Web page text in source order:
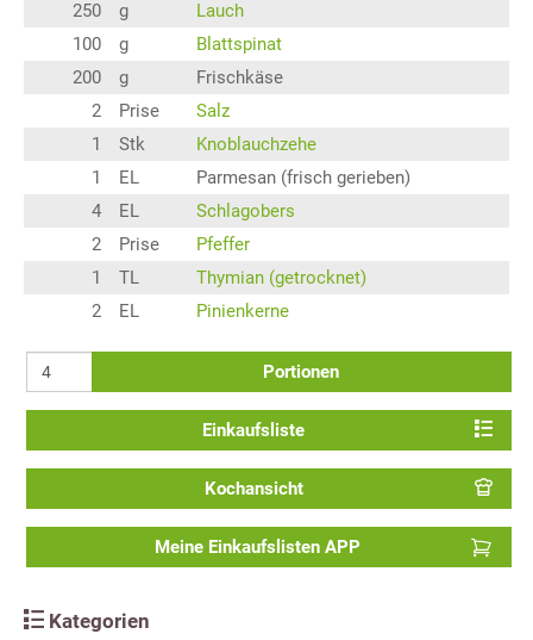
250
g
Lauch
100
g
Blattspinat
200
g
Frischkäse
2
Prise
Salz
1
Stk
Knoblauchzehe
1
EL
Parmesan (frisch gerieben)
4
EL
Schlagobers
2
Prise
Pfeffer
1
TL
Thymian (getrocknet)
2
EL Pinienkerne
Portionen
Einkaufsliste
Kochansicht
Meine Einkaufslisten APP
Kategorien